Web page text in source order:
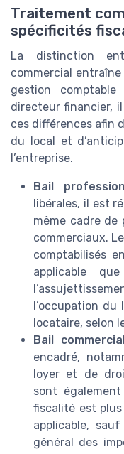
Traitement
spécificités
La distinction
commercial
gestion
directeur financier,
ces différences afin
du local et
l’entreprise.
Bail
libérales, il est
même cadre
commerciaux.
comptabilisés
applicable
l’occupation
locataire, selon
Bail
encadré,
loyer et de
sont
fiscalité est
applicable,
général des